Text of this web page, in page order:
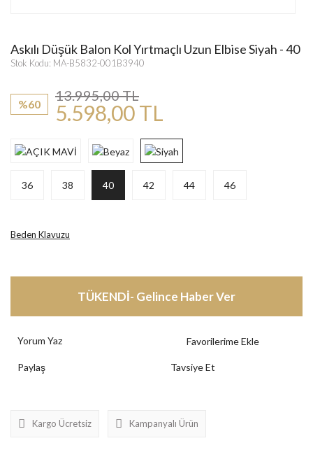
Askılı Düşük Balon Kol Yırtmaçlı Uzun Elbise Siyah - 40
Stok Kodu: MA-B5832-001B3940
%60
13.995,00 TL
5.598,00 TL
36 38 40 42 44 46
Beden Klavuzu
TÜKENDİ- Gelince Haber Ver
Yorum Yaz
Paylaş Tavsiye Et
Kargo Ücretsiz Kampanyalı Ürün